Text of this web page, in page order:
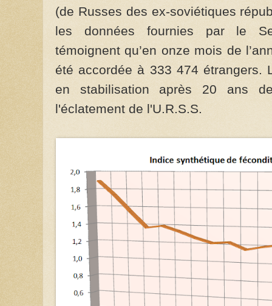
(de Russes des ex-soviétiques
les données fournies par le
témoignent qu’en onze mois de
été accordée à 333 474 étrangers.
en stabilisation après 20 ans
l'éclatement de l'U.R.S.S.